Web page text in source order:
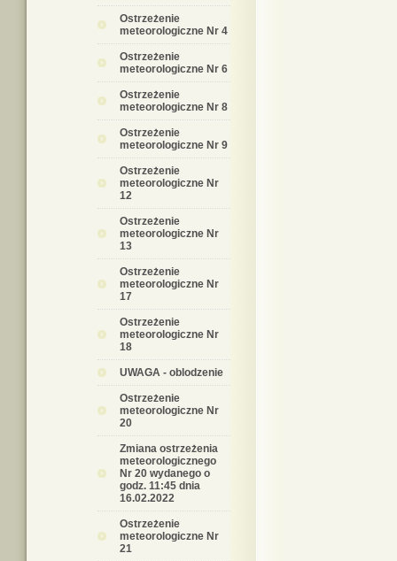
Ostrzeżenie
meteorologiczne Nr 4
Ostrzeżenie
meteorologiczne Nr 6
Ostrzeżenie
meteorologiczne Nr 8
Ostrzeżenie
meteorologiczne Nr 9
Ostrzeżenie
meteorologiczne Nr
12
Ostrzeżenie
meteorologiczne Nr
13
Ostrzeżenie
meteorologiczne Nr
17
Ostrzeżenie
meteorologiczne Nr
18
UWAGA - oblodzenie
Ostrzeżenie
meteorologiczne Nr
20
Zmiana ostrzeżenia
meteorologicznego
Nr 20 wydanego o
godz. 11:45 dnia
16.02.2022
Ostrzeżenie
meteorologiczne Nr
21